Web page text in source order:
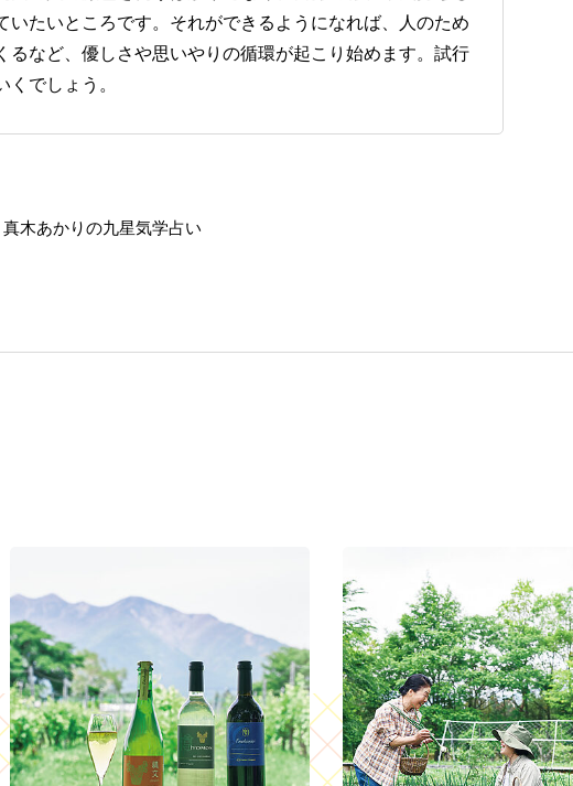
いたいところです。それができるようになれば、人のため
るなど、優しさや思いやりの循環が起こり始めます。試行
でしょう。
木あかりの九星気学占い